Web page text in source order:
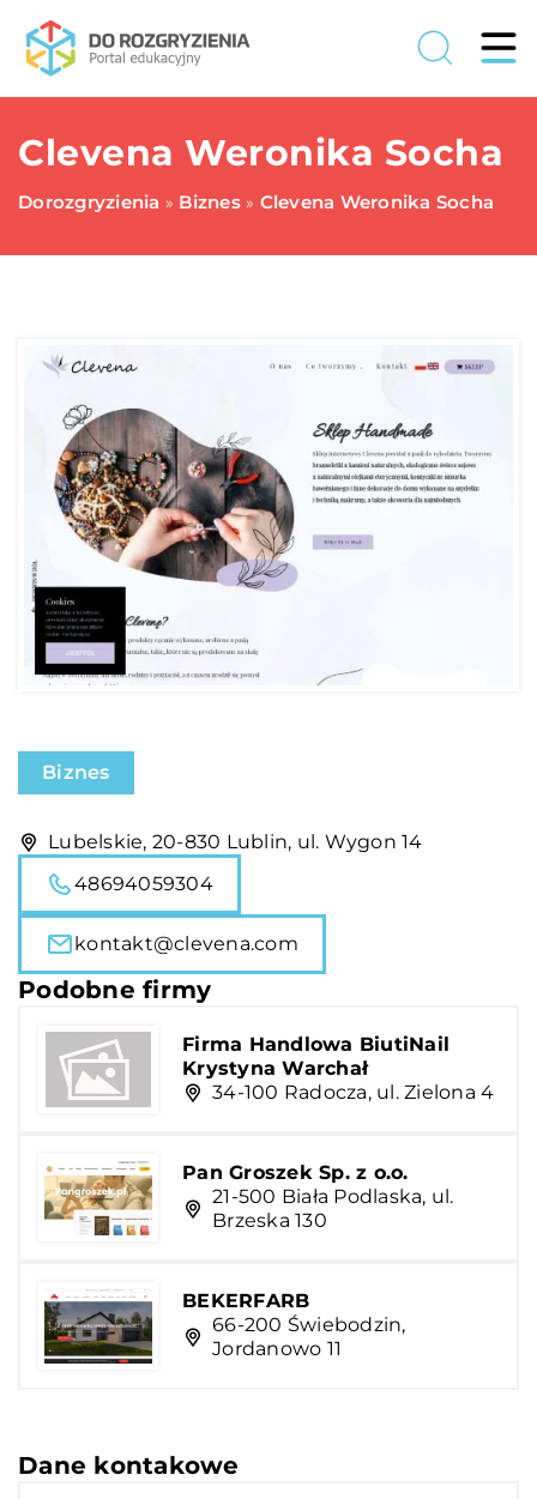
Clevena Weronika Socha
Dorozgryzienia » Biznes» Clevena Weronika Socha
Biznes
Lubelskie, 20-830 Lublin, ul. Wygon 14
48694059304
kontakt@clevena.com
Podobne firmy
Firma Handlowa BiutiNail
Krystyna Warchał
34-100 Radocza, ul. Zielona 4
Pan Groszek Sp. z o.o.
21-500 Biała Podlaska, ul.
Brzeska 130
BEKERFARB
66-200 Świebodzin,
Jordanowo 11
Dane kontakowe